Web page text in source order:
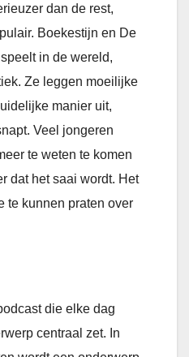
dan de rest,
Boekestijn en De
in de wereld,
Ze leggen moeilijke
manier uit,
Veel jongeren
te weten te komen
dat het saai wordt. Het
te kunnen praten over
die elke dag
centraal zet. In